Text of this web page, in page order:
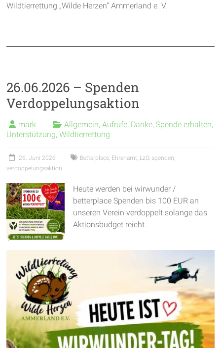
Wildtierrettung „Wilde Herzen“ Ammerland e. V.
26.06.2026 – Spenden
Verdoppelungsaktion
mark Allgemein,Aufrufe, Danke,Spende erhalten,
Unterstützung,Wildtierrettung
26. Juni 2026 Betterplace Ehrenamt LzO, spenden
verdoppelungsaktion
Heute werden bei wirwunder /
betterplace Spenden bis 100 EUR an
unseren Verein verdoppelt solange das
Aktionsbudget reicht.